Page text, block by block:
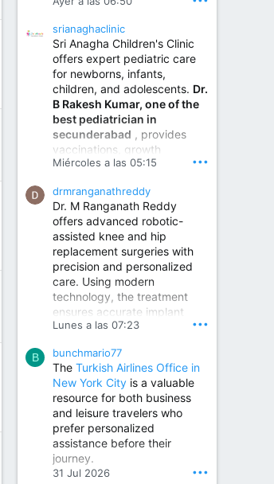
invasive and robotic
techniques.
Best Urologist in Vijayawada | Urology Specialist in Vijayawada
Dr. A. V. Krishna Kishore,
the Best Urologist...
www.drkrishnakishore.com
srianaghaclinic
Sri Anagha Children's Clinic
offers expert pediatric care
for newborns, infants,
children, and adolescents. Dr.
B Rakesh Kumar, one of the
best pediatrician in
secunderabad , provides
vaccinations, growth
monitoring, newborn care,
illnesses, nutrition guidance,
and preventive healthcare in
a child-friendly environment.
Children Hospital in Secunderabad | Best Pediatrician in Hyderabad | Neonatologist in Medchal
Our pediatrician and
Neonatologist team at...
www.srianaghaclinic.com
Miércoles a las 05:15 •••
drmranganathreddy
Dr. M Ranganath Reddy
offers advanced robotic-
assisted knee and hip
replacement surgeries with
precision and personalized
care. Using modern
technology, the treatment
ensures accurate implant
placement, reduced pain,
improved joint function,
helping patients return to an
active and comfortable
lifestyle.
Orthopedic Surgeon in Kondapur | Best Orthopedic Doctor in Kondapur | Dr. M. Ranganath Reddy
Consult Dr. M. Ranganath
Reddy, the best...
Lunes a las 07:23 •••
B bunchmario77
The Turkish Airlines Office in
New York City is a valuable
resource for both business
and leisure travelers who
prefer personalized
assistance before their
journey.
31 Jul 2026 •••